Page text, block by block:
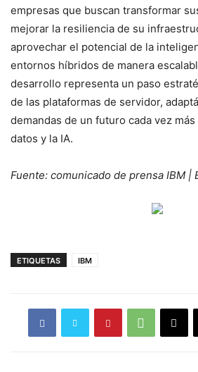
empresas que buscan transformar
mejorar la resiliencia de su
aprovechar el potencial de la
entornos híbridos de manera
desarrollo representa un paso
de las plataformas de servidor,
demandas de un futuro cada vez
datos y la IA.
Fuente: comunicado de prensa IBM |
ETIQUETAS IBM